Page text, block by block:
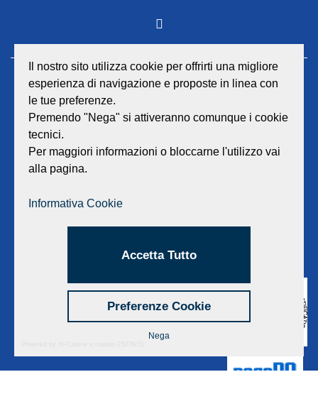
GEAT Srl
Sede legale e amministrativa:
Viale Lombardia 17 - 47838 Riccione
Capitale sociale euro 12.233.943,00 I.V.
E-mail:
Il nostro sito utilizza cookie per offrirti una migliore
esperienza di navigazione e proposte in linea con
le tue preferenze.
Premendo "Nega" si attiveranno comunque i cookie
tecnici.
Per maggiori informazioni o bloccarne l'utilizzo vai
alla pagina.
Informativa Cookie
Accetta Tutto
Preferenze Cookie
Nega